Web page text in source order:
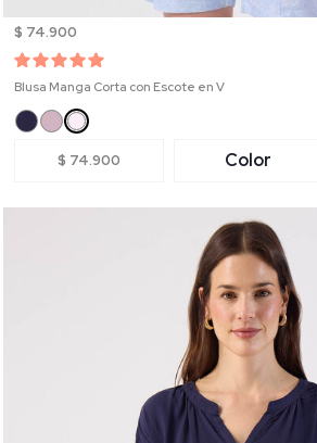
$ 74.900
Blusa Manga Corta con Escote en V
$ 74.900 Color